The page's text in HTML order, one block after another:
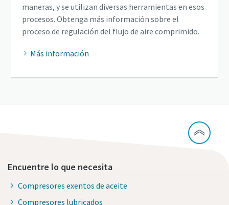
maneras, y se utilizan diversas herramientas en esos
procesos. Obtenga más información sobre el
proceso de regulación del flujo de aire comprimido.
Más información
Encuentre lo que necesita
Compresores exentos de aceite
Compresores lubricados